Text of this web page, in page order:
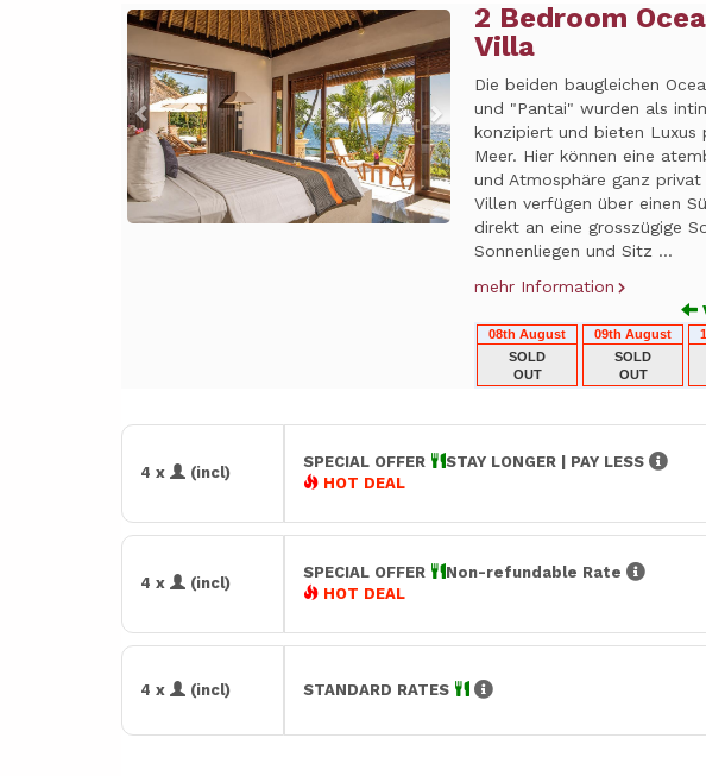
Previous Next2 Bedroom
Villa
Die beiden baugleichen
und "Pantai" wurden als
konzipiert und bieten Luxus
Meer. Hier können eine
und Atmosphäre ganz privat
Villen verfügen über einen
direkt an eine grosszügige
Sonnenliegen und Sitz ...
mehr Information
08th August
SOLD
OUT
09th August
SOLD
OUT
4 x (incl)
SPECIAL OFFER
STAY LONGER | PAY LESS
HOT DEAL
4 x (incl)
SPECIAL OFFER
Non-refundable Rate
HOT DEAL
4 x (incl) STANDARD RATES